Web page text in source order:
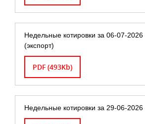
Недельные котировки за 06-07-
(экспорт)
PDF (493Kb)
Недельные котировки за 29-06-